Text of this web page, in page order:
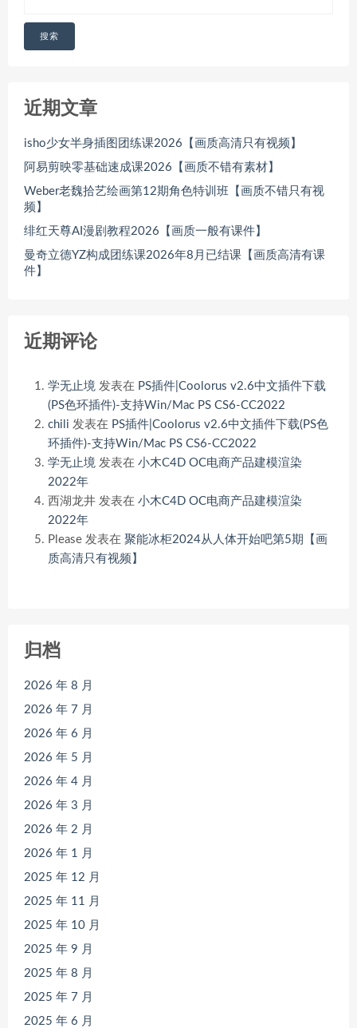
搜索
近期文章
isho少女半身插图团练课2026【画质高清只有视频】
阿易剪映零基础速成课2026【画质不错有素材】
Weber老魏拾艺绘画第12期角色特训班【画质不错只有视
频】
绯红天尊AI漫剧教程2026【画质一般有课件】
曼奇立德YZ构成团练课2026年8月已结课【画质高清有课
件】
近期评论
学无止境 发表在 PS插件|Coolorus v2.6中文插件下载
(PS色环插件)-支持Win/Mac PS CS6-CC2022
chili 发表在 PS插件|Coolorus v2.6中文插件下载(PS色
环插件)-支持Win/Mac PS CS6-CC2022
学无止境 发表在 小木C4D OC电商产品建模渲染
2022年
西湖龙井 发表在 小木C4D OC电商产品建模渲染
2022年
Please 发表在 聚能冰柜2024从人体开始吧第5期【画
质高清只有视频】
归档
2026 年 8 月
2026 年 7 月
2026 年 6 月
2026 年 5 月
2026 年 4 月
2026 年 3 月
2026 年 2 月
2026 年 1 月
2025 年 12 月
2025 年 11 月
2025 年 10 月
2025 年 9 月
2025 年 8 月
2025 年 7 月
2025 年 6 月